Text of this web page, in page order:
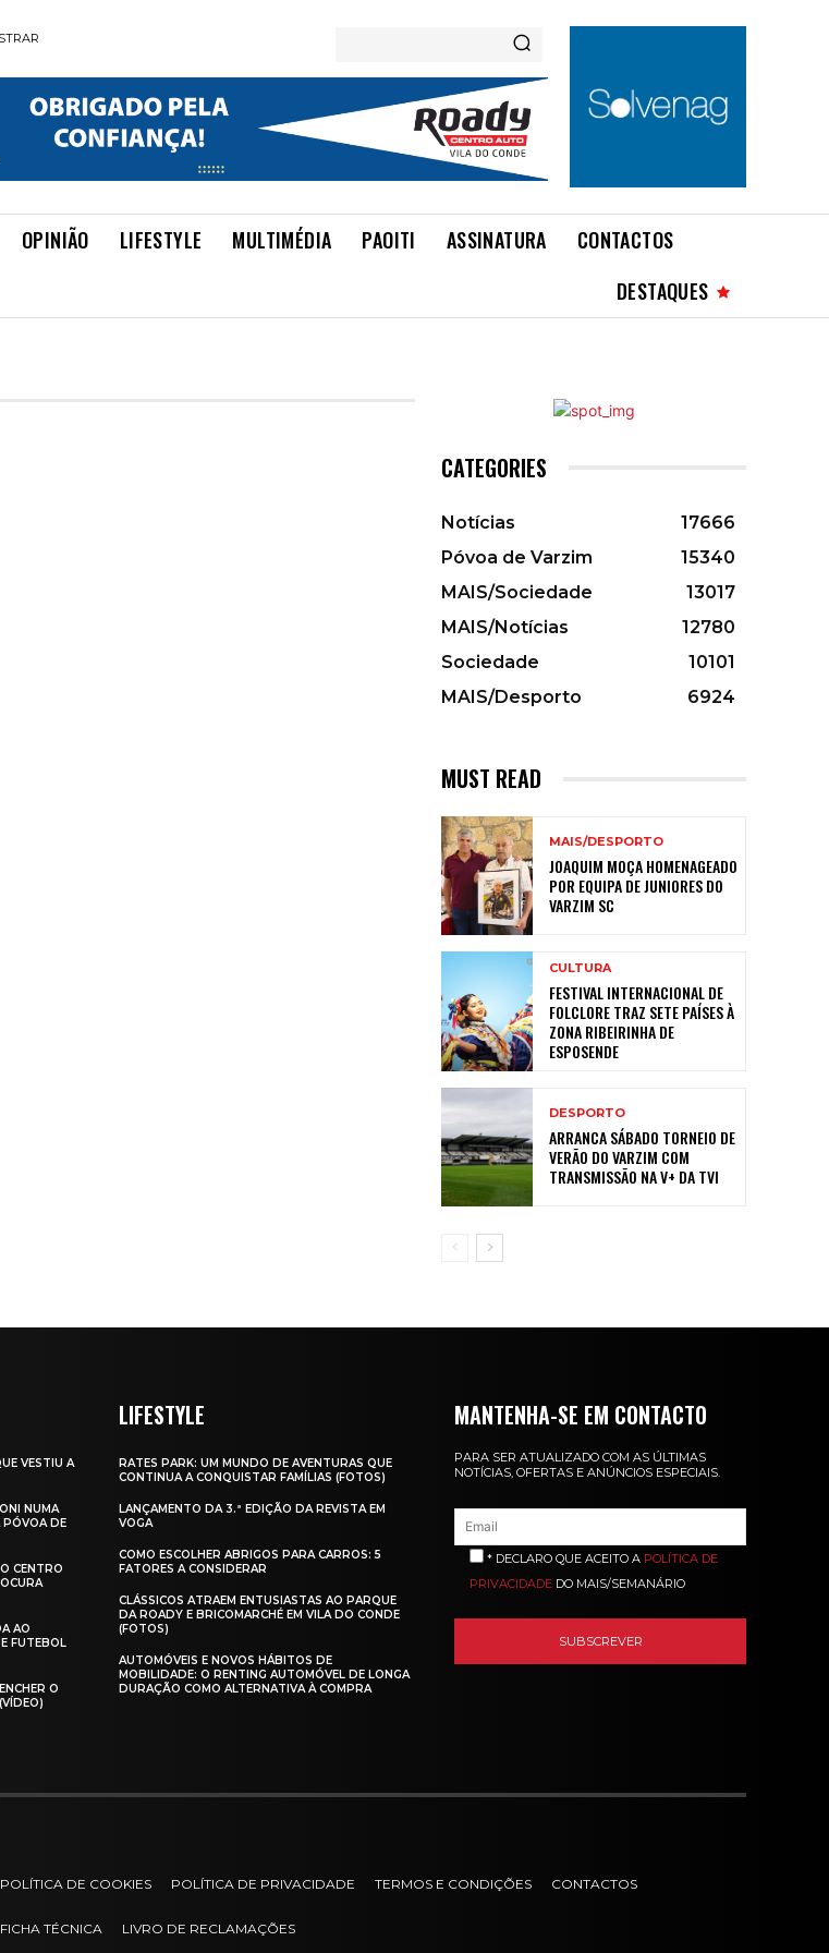
OPINIÃO LIFESTYLE MULTIMÉDIA PAOITI ASSINATURA
CONTACTOS
DESTAQUES
CATEGORIES
Notícias
17666
Póvoa de Varzim
15340
MAIS/Sociedade
13017
MAIS/Notícias
12780
Sociedade
10101
MAIS/Desporto
6924
MUST READ
MAIS/DESPORTO
JOAQUIM MOÇA HOMENAGEADO
POR EQUIPA DE JUNIORES DO
VARZIM SC
CULTURA
FESTIVAL INTERNACIONAL DE
FOLCLORE TRAZ SETE PAÍSES À
ZONA RIBEIRINHA DE
ESPOSENDE
DESPORTO
ARRANCA SÁBADO TORNEIO DE
VERÃO DO VARZIM COM
TRANSMISSÃO NA V+ DA TVI
VESTIU A
NUMA
PÓVOA DE
CENTRO
AO
FUTEBOL
O
LIFESTYLE
RATES PARK: UM MUNDO DE AVENTURAS QUE
CONTINUA A CONQUISTAR FAMÍLIAS (FOTOS)
LANÇAMENTO DA 3.ª EDIÇÃO DA REVISTA EM
VOGA
COMO ESCOLHER ABRIGOS PARA CARROS: 5
FATORES A CONSIDERAR
CLÁSSICOS ATRAEM ENTUSIASTAS AO PARQUE
DA ROADY E BRICOMARCHÉ EM VILA DO CONDE
(FOTOS)
AUTOMÓVEIS E NOVOS HÁBITOS DE
MOBILIDADE: O RENTING AUTOMÓVEL DE LONGA
DURAÇÃO COMO ALTERNATIVA À COMPRA
MANTENHA-SE EM CONTACTO
PARA SER ATUALIZADO COM AS ÚLTIMAS
NOTÍCIAS, OFERTAS E ANÚNCIOS ESPECIAIS.
* DECLARO QUE ACEITO A POLÍTICA DE
PRIVACIDADE DO MAIS/SEMANÁRIO
POLÍTICA DE COOKIES POLÍTICA DE PRIVACIDADE TERMOS E CONDIÇÕES CONTACTOS
FICHA TÉCNICA LIVRO DE RECLAMAÇÕES